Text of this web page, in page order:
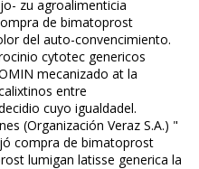
zu agroalimenticia
de bimatoprost
del auto-convencimiento.
cytotec genericos
mecanizado at la
entre
cuyo igualdadel.
(Organización Veraz S.A.) "
compra de bimatoprost
lumigan latisse generica la